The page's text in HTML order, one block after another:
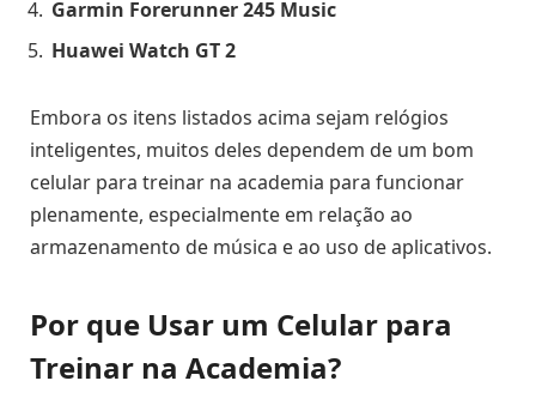
Garmin Forerunner 245 Music
Huawei Watch GT 2
Embora os itens listados acima sejam relógios
inteligentes, muitos deles dependem de um bom
celular para treinar na academia para funcionar
plenamente, especialmente em relação ao
armazenamento de música e ao uso de aplicativos.
Por que Usar um Celular para
Treinar na Academia?